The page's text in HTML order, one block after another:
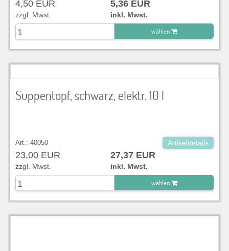
4,50 EUR 5,36 EUR
zzgl. Mwst.
inkl. Mwst.
wählen
zu Warenkorb hinzugefügt.
Suppentopf, schwarz, elektr. 10 l
Art.: 40050 Artikeldetails
23,00 EUR 27,37 EUR
zzgl. Mwst.
inkl. Mwst.
wählen
zu Warenkorb hinzugefügt.